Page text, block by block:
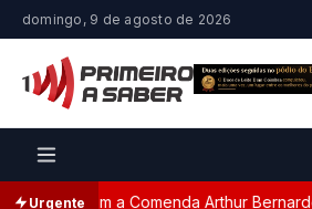
domingo, 9 de agosto de 2026
Urgente
com a Comenda Arthur Bernardes